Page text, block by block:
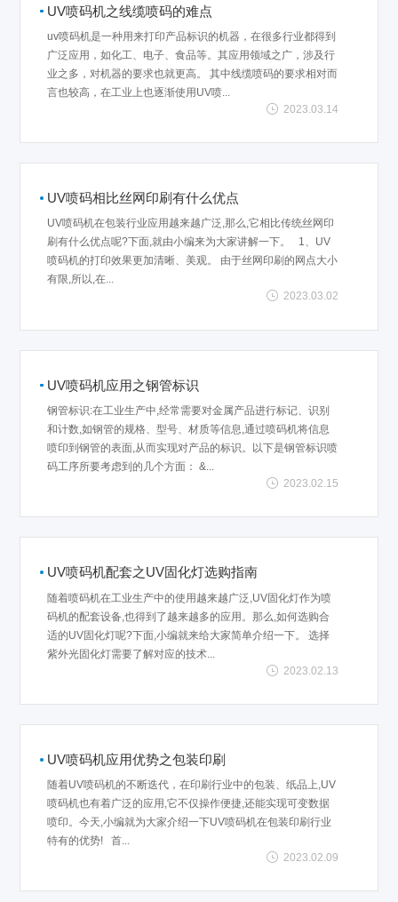
UV喷码机之线缆喷码的难点
uv喷码机是一种用来打印产品标识的机器，在很多行业都得到
广泛应用，如化工、电子、食品等。其应用领域之广，涉及行
业之多，对机器的要求也就更高。 其中线缆喷码的要求相对而
言也较高，在工业上也逐渐使用UV喷...
2023.03.14
UV喷码相比丝网印刷有什么优点
UV喷码机在包装行业应用越来越广泛,那么,它相比传统丝网印
刷有什么优点呢?下面,就由小编来为大家讲解一下。 1、UV
喷码机的打印效果更加清晰、美观。 由于丝网印刷的网点大小
有限,所以,在...
2023.03.02
UV喷码机应用之钢管标识
钢管标识:在工业生产中,经常需要对金属产品进行标记、识别
和计数,如钢管的规格、型号、材质等信息,通过喷码机将信息
喷印到钢管的表面,从而实现对产品的标识。以下是钢管标识喷
码工序所要考虑到的几个方面： &...
2023.02.15
UV喷码机配套之UV固化灯选购指南
随着喷码机在工业生产中的使用越来越广泛,UV固化灯作为喷
码机的配套设备,也得到了越来越多的应用。那么,如何选购合
适的UV固化灯呢?下面,小编就来给大家简单介绍一下。 选择
紫外光固化灯需要了解对应的技术...
2023.02.13
UV喷码机应用优势之包装印刷
随着UV喷码机的不断迭代，在印刷行业中的包装、纸品上,UV
喷码机也有着广泛的应用,它不仅操作便捷,还能实现可变数据
喷印。今天,小编就为大家介绍一下UV喷码机在包装印刷行业
特有的优势! 首...
2023.02.09